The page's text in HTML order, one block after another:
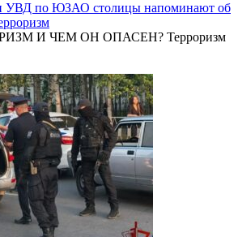
УВД по ЮЗАО столицы напоминают об
И ЧЕМ ОН ОПАСЕН? Терроризм